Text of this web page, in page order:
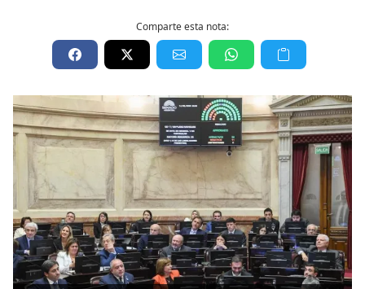
Comparte esta nota: